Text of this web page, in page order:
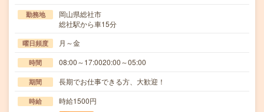
勤務地
岡山県総社市
総社駅から車15分
曜日頻度 月～金
時間 08:00～17:0020:00～05:00
期間 長期でお仕事できる方、大歓迎！
時給 時給1500円